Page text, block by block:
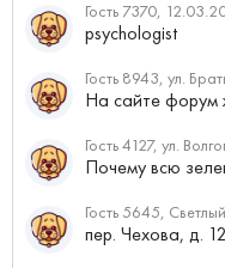
psychologist
Гость 8943, ул.
Гость 4127, ул.
Гость 5645,
пер. Чехова, д.